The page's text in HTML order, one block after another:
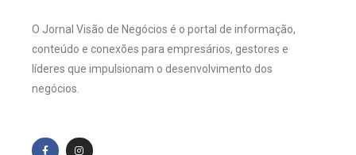
O Jornal Visão de Negócios é o portal de informação,
conteúdo e conexões para empresários, gestores e
líderes que impulsionam o desenvolvimento dos
negócios.